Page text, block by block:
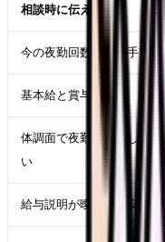
相談時に伝えること
今の夜勤回数と夜勤手当
基本給と賞与の不満
体調面で夜勤を減らした
い
給与説明が曖昧で不安